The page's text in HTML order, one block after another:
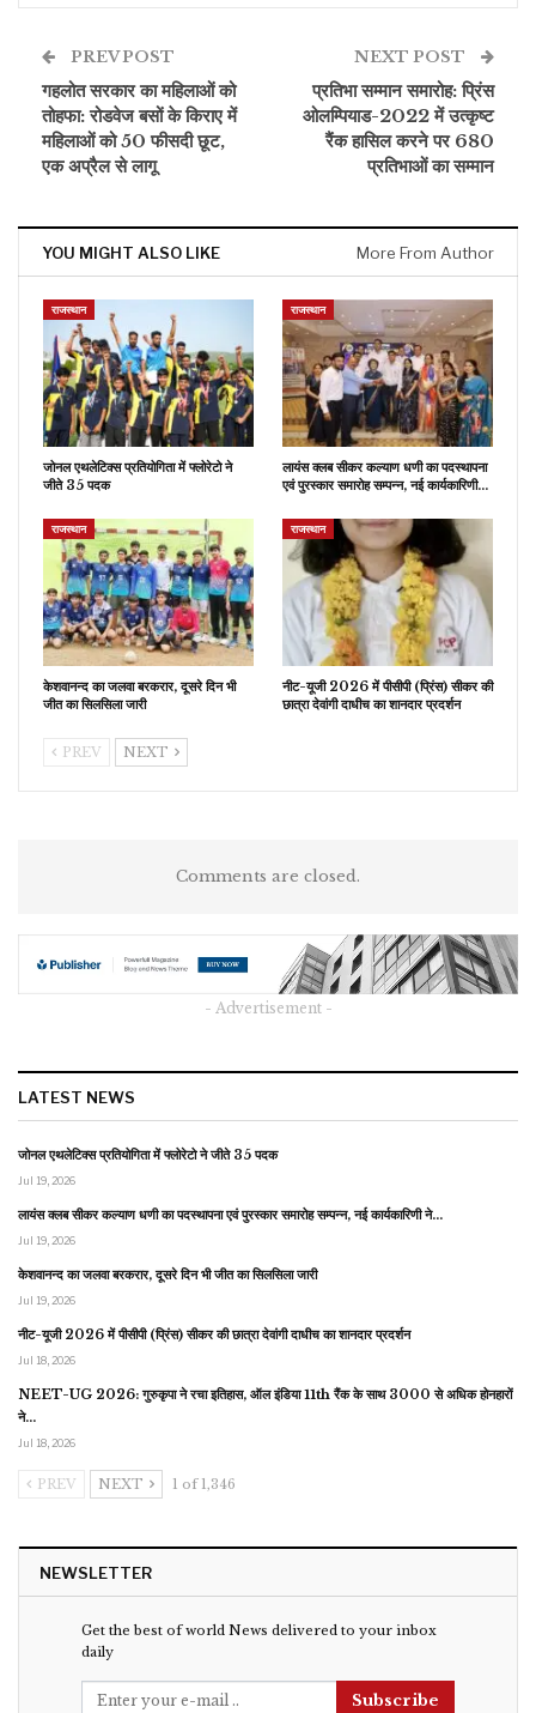
PREV POST
गहलोत सरकार का महिलाओं को
तोहफा: रोडवेज बसों के किराए में
महिलाओं को 50 फीसदी छूट,
एक अप्रैल से लागू
NEXT POST
प्रतिभा सम्मान समारोह: प्रिंस
ओलम्पियाड-2022 में उत्कृष्ट
रैंक हासिल करने पर 680
प्रतिभाओं का सम्मान
YOU MIGHT ALSO LIKE More From Author
राजस्थान
जोनल एथलेटिक्स प्रतियोगिता में फ्लोरेटो ने
जीते 35 पदक
राजस्थान
लायंस क्लब सीकर कल्याण धणी का पदस्थापना
एवं पुरस्कार समारोह सम्पन्न, नई कार्यकारिणी…
राजस्थान
केशवानन्द का जलवा बरकरार, दूसरे दिन भी
जीत का सिलसिला जारी
राजस्थान
नीट-यूजी 2026 में पीसीपी (प्रिंस) सीकर की
छात्रा देवांगी दाधीच का शानदार प्रदर्शन
PREV NEXT
Comments are closed.
- Advertisement -
LATEST NEWS
जोनल एथलेटिक्स प्रतियोगिता में फ्लोरेटो ने जीते 35 पदक
Jul 19, 2026
लायंस क्लब सीकर कल्याण धणी का पदस्थापना एवं पुरस्कार समारोह सम्पन्न, नई कार्यकारिणी ने…
Jul 19, 2026
केशवानन्द का जलवा बरकरार, दूसरे दिन भी जीत का सिलसिला जारी
Jul 19, 2026
नीट-यूजी 2026 में पीसीपी (प्रिंस) सीकर की छात्रा देवांगी दाधीच का शानदार प्रदर्शन
Jul 18, 2026
NEET-UG 2026: गुरुकृपा ने रचा इतिहास, ऑल इंडिया 11th रैंक के साथ 3000 से अधिक होनहारों
ने…
Jul 18, 2026
PREV NEXT 1 of 1,346
NEWSLETTER
Get the best of world News delivered to your inbox
daily
Subscribe